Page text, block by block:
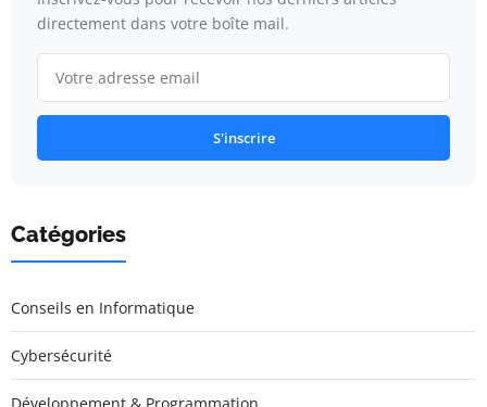
directement dans votre boîte mail.
S'inscrire
Catégories
Conseils en Informatique
Cybersécurité
Développement & Programmation